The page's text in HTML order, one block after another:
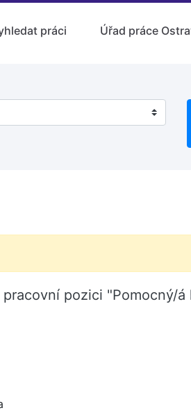
práci Úřad práce
pozici "Pomocný/